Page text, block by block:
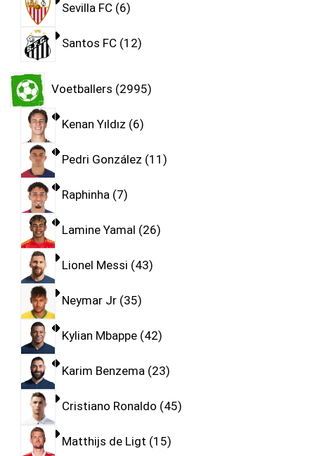
Sevilla FC 6
Santos FC 12
Voetballers 2995
Kenan Yıldız 6
Pedri González 11
Raphinha 7
Lamine Yamal 26
Lionel Messi 43
Neymar Jr 35
Kylian Mbappe 42
Karim Benzema 23
Cristiano Ronaldo 45
Matthijs de Ligt 15